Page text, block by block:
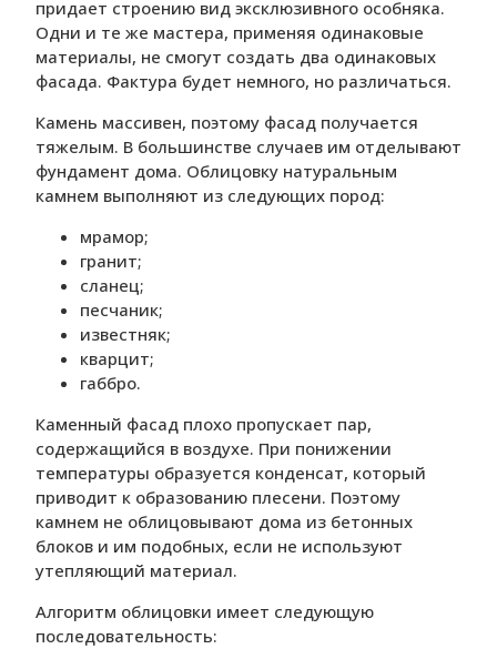
придает строению вид эксклюзивного особняка.
Одни и те же мастера, применяя одинаковые
материалы, не смогут создать два одинаковых
фасада. Фактура будет немного, но различаться.
Камень массивен, поэтому фасад получается
тяжелым. В большинстве случаев им отделывают
фундамент дома. Облицовку натуральным
камнем выполняют из следующих пород:
мрамор;
гранит;
сланец;
песчаник;
известняк;
кварцит;
габбро.
Каменный фасад плохо пропускает пар,
содержащийся в воздухе. При понижении
температуры образуется конденсат, который
приводит к образованию плесени. Поэтому
камнем не облицовывают дома из бетонных
блоков и им подобных, если не используют
утепляющий материал.
Алгоритм облицовки имеет следующую
последовательность: